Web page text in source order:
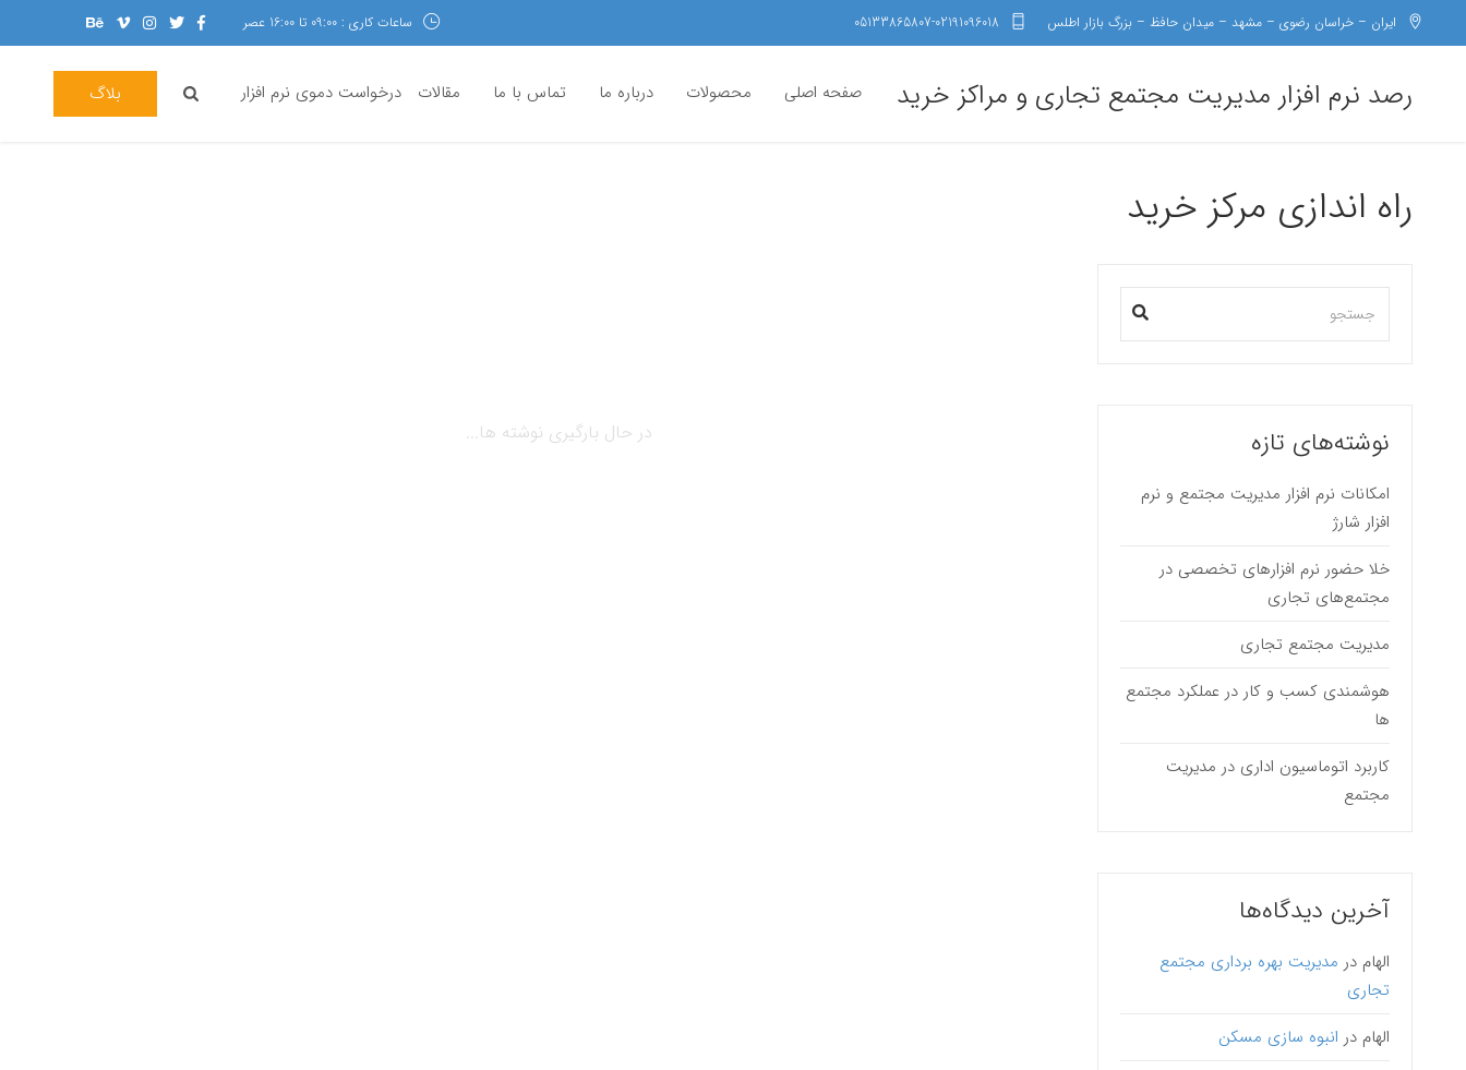
ساعات کاری : 09:00 تا 16:00 عصر ایران – خراسان رضوی – مشهد – میدان حافظ – بزرگ بازار اطلس 05133865807-02191096018
رصد نرم افزار مدیریت مجتمع تجاری و مراکز خرید صفحه اصلی محصولات درباره ما تماس با ما مقالات درخواست دموی نرم افزار بلاگ
راه اندازی مرکز خرید
در حال بارگیری نوشته ها... نوشته‌های تازه
امکانات نرم افزار مدیریت مجتمع و نرم
افزار شارژ
خلا حضور نرم افزارهای تخصصی در
مجتمع‌های تجاری
مدیریت مجتمع تجاری
هوشمندی کسب و کار در عملکرد مجتمع
ها
کاربرد اتوماسیون اداری در مدیریت
مجتمع
آخرین دیدگاه‌ها
الهام در مدیریت بهره برداری مجتمع
تجاری
الهام در انبوه سازی مسکن